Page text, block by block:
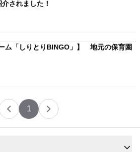
されました！
ム「しりとりBINGO」】 地元の保育園
1